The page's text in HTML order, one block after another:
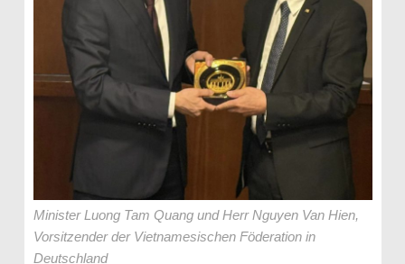
Minister Luong Tam Quang und Herr Nguyen Van Hien,
Vorsitzender der Vietnamesischen Föderation in
Deutschland